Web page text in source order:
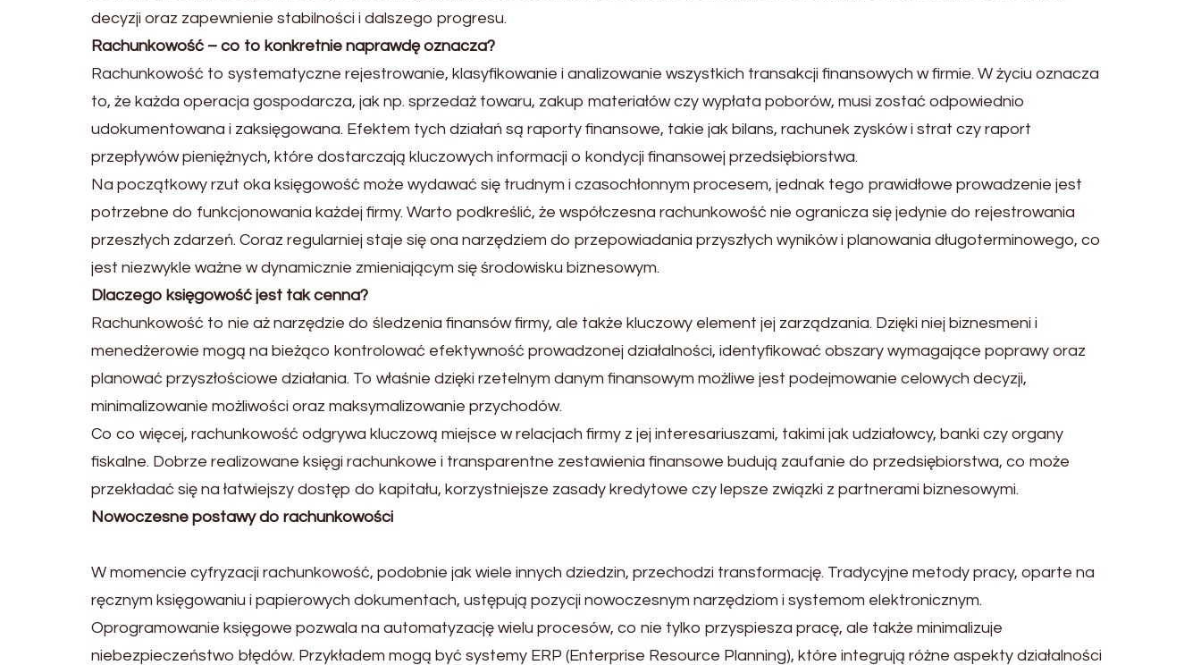
decyzji oraz zapewnienie stabilności i dalszego progresu.
Rachunkowość – co to konkretnie naprawdę oznacza?
Rachunkowość to systematyczne rejestrowanie, klasyfikowanie i analizowanie wszystkich transakcji finansowych w firmie. W życiu oznacza
to, że każda operacja gospodarcza, jak np. sprzedaż towaru, zakup materiałów czy wypłata poborów, musi zostać odpowiednio
udokumentowana i zaksięgowana. Efektem tych działań są raporty finansowe, takie jak bilans, rachunek zysków i strat czy raport
przepływów pieniężnych, które dostarczają kluczowych informacji o kondycji finansowej przedsiębiorstwa.
Na początkowy rzut oka księgowość może wydawać się trudnym i czasochłonnym procesem, jednak tego prawidłowe prowadzenie jest
potrzebne do funkcjonowania każdej firmy. Warto podkreślić, że współczesna rachunkowość nie ogranicza się jedynie do rejestrowania
przeszłych zdarzeń. Coraz regularniej staje się ona narzędziem do przepowiadania przyszłych wyników i planowania długoterminowego, co
jest niezwykle ważne w dynamicznie zmieniającym się środowisku biznesowym.
Dlaczego księgowość jest tak cenna?
Rachunkowość to nie aż narzędzie do śledzenia finansów firmy, ale także kluczowy element jej zarządzania. Dzięki niej biznesmeni i
menedżerowie mogą na bieżąco kontrolować efektywność prowadzonej działalności, identyfikować obszary wymagające poprawy oraz
planować przyszłościowe działania. To właśnie dzięki rzetelnym danym finansowym możliwe jest podejmowanie celowych decyzji,
minimalizowanie możliwości oraz maksymalizowanie przychodów.
Co co więcej, rachunkowość odgrywa kluczową miejsce w relacjach firmy z jej interesariuszami, takimi jak udziałowcy, banki czy organy
fiskalne. Dobrze realizowane księgi rachunkowe i transparentne zestawienia finansowe budują zaufanie do przedsiębiorstwa, co może
przekładać się na łatwiejszy dostęp do kapitału, korzystniejsze zasady kredytowe czy lepsze związki z partnerami biznesowymi.
Nowoczesne postawy do rachunkowości
W momencie cyfryzacji rachunkowość, podobnie jak wiele innych dziedzin, przechodzi transformację. Tradycyjne metody pracy, oparte na
ręcznym księgowaniu i papierowych dokumentach, ustępują pozycji nowoczesnym narzędziom i systemom elektronicznym.
Oprogramowanie księgowe pozwala na automatyzację wielu procesów, co nie tylko przyspiesza pracę, ale także minimalizuje
niebezpieczeństwo błędów. Przykładem mogą być systemy ERP (Enterprise Resource Planning), które integrują różne aspekty działalności